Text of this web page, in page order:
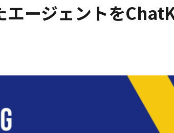
ージェントを